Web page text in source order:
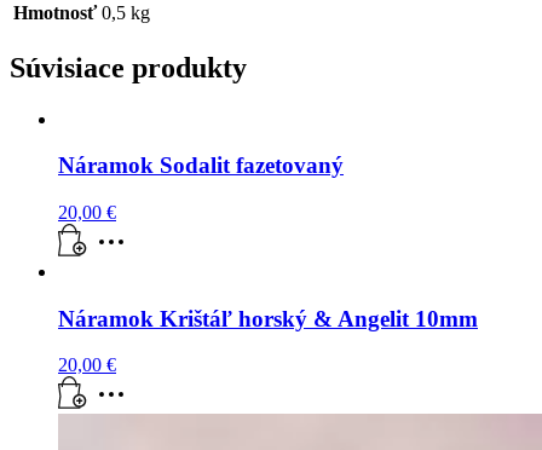
Hmotnosť 0,5 kg
Súvisiace produkty
Náramok Sodalit fazetovaný
20,00 €
Náramok Krištáľ horský & Angelit 10mm
20,00 €